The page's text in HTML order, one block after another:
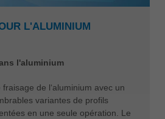
L'ALUMINIUM
l'aluminium
de l‘aluminium avec un
variantes de profils
en une seule opération. Le